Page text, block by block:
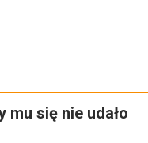
się nie udało